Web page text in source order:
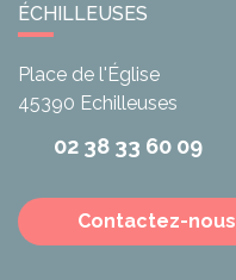
ÉCHILLEUSES
Place de l'Église
45390 Echilleuses
02 38 33 60 09
Contactez-nous